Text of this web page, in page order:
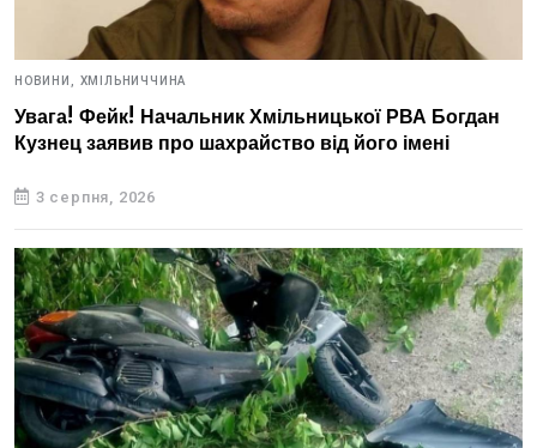
НОВИНИ, ХМІЛЬНИЧЧИНА
Увага! Фейк! Начальник Хмільницької РВА Богдан
Кузнец заявив про шахрайство від його імені
3 серпня, 2026